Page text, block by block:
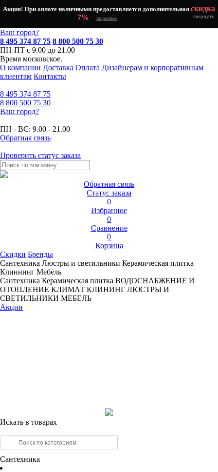
Акция! При оплате наличными предоставляется дополнительная скидка
7%
подробнее свернуть
Ваш город?
8 495 374 87 75 8 800 500 75 30
ПН-ПТ с 9.00 до 21.00
Время московское.
О компании Доставка Оплата Дизайнерам и корпоративным
клиентам Контакты
8 495 374 87 75
8 800 500 75 30
Ваш город?
ПН - ВС: 9.00 - 21.00
Обратная связь
Проверить статус заказа
Обратная связь
Статус заказа
0
Избранное
0
Сравнение
0
Корзина
Скидки Бренды
Сантехника Люстры и светильники Керамическая плитка
Клиннинг Мебель
Сантехника Керамическая плитка ВОДОСНАБЖЕНИЕ И
ОТОПЛЕНИЕ КЛИМАТ КЛИНИНГ ЛЮСТРЫ И
СВЕТИЛЬНИКИ МЕБЕЛЬ
Акции
Искать в товарах
Сантехника